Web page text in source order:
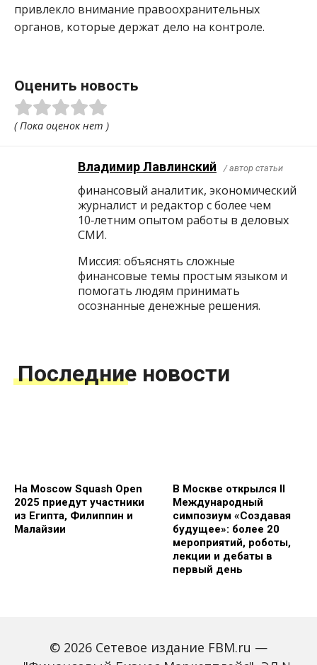
привлекло внимание правоохранительных
органов, которые держат дело на контроле.
Оценить новость
( Пока оценок нет )
Владимир Лавлинский / автор статьи
финансовый аналитик, экономический
журналист и редактор с более чем
10‑летним опытом работы в деловых
СМИ.
Миссия: объяснять сложные
финансовые темы простым языком и
помогать людям принимать
осознанные денежные решения.
Последние новости
На Moscow Squash Open
2025 приедут участники
из Египта, Филиппин и
Малайзии
В Москве открылся II
Международный
симпозиум «Создавая
будущее»: более 20
мероприятий, роботы,
лекции и дебаты в
первый день
© 2026 Сетевое издание FBM.ru —